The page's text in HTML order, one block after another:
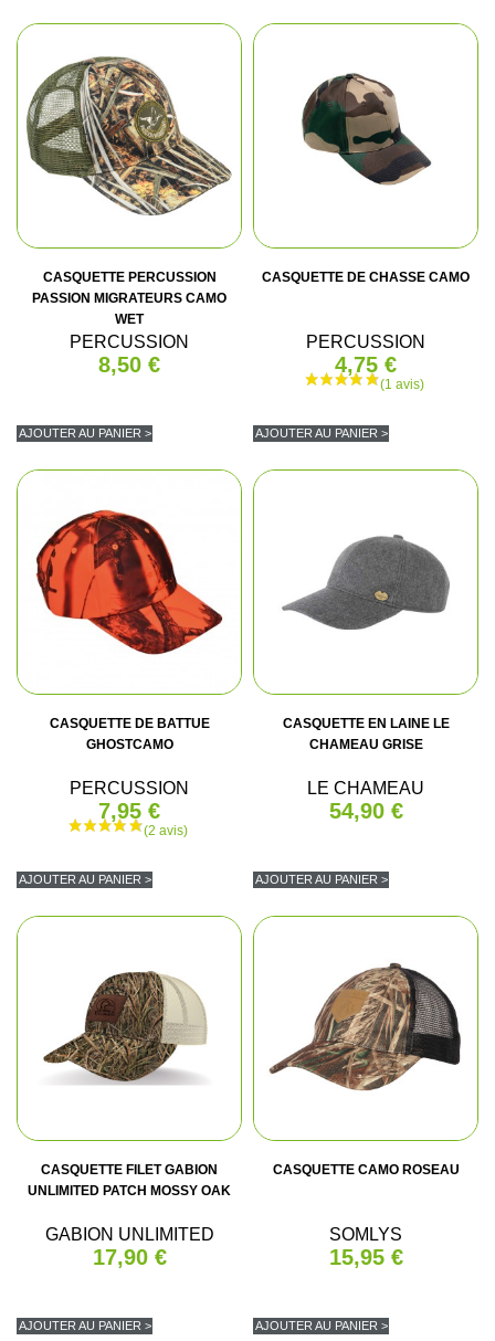
(2 avis)
CASQUETTE PERCUSSION
PASSION MIGRATEURS CAMO
WET
PERCUSSION
8,50 €
AJOUTER AU PANIER >
CASQUETTE DE CHASSE CAMO
PERCUSSION
4,75 €
AJOUTER AU PANIER >
CASQUETTE DE BATTUE
GHOSTCAMO
PERCUSSION
7,95 €
AJOUTER AU PANIER >
CASQUETTE EN LAINE LE
CHAMEAU GRISE
LE CHAMEAU
54,90 €
AJOUTER AU PANIER >
CASQUETTE FILET GABION
UNLIMITED PATCH MOSSY OAK
GABION UNLIMITED
17,90 €
AJOUTER AU PANIER >
CASQUETTE CAMO ROSEAU
SOMLYS
15,95 €
AJOUTER AU PANIER >